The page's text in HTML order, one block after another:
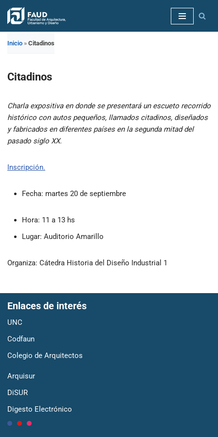
Saltar
Inicio » Citadinos
Citadinos
Charla expositiva en donde se presentará un escueto recorrido
histórico con autos pequeños, llamados citadinos, diseñados
y fabricados en diferentes países en la segunda mitad del
pasado siglo XX.
Inscripción.
Fecha: martes 20 de septiembre
Hora: 11 a 13 hs
Lugar: Auditorio Amarillo
Organiza: Cátedra Historia del Diseño Industrial 1
Enlaces de interés
UNC
Codfaun
Colegio de Arquitectos
Arquisur
DiSUR
Digesto Electrónico